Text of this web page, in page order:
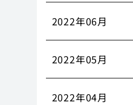
2022年06月
2022年05月
2022年04月